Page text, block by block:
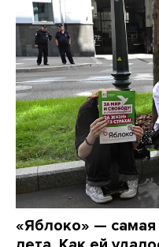
«Яблоко» —